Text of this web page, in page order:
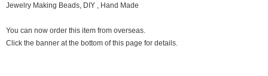
Jewelry Making Beads, DIY , Hand Made
You can now order this item from overseas.
Click the banner at the bottom of this page for details.